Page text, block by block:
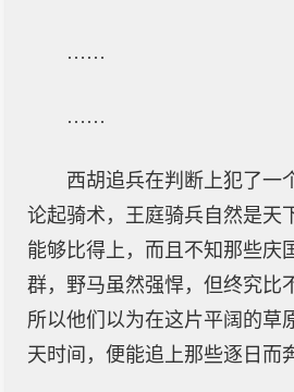
……
……
西胡追兵在判断上犯了一
论起骑术，王庭骑兵自然是天
能够比得上，而且不知那些庆
群，野马虽然强悍，但终究比
所以他们以为在这片平阔的草
天时间，便能追上那些逐日而